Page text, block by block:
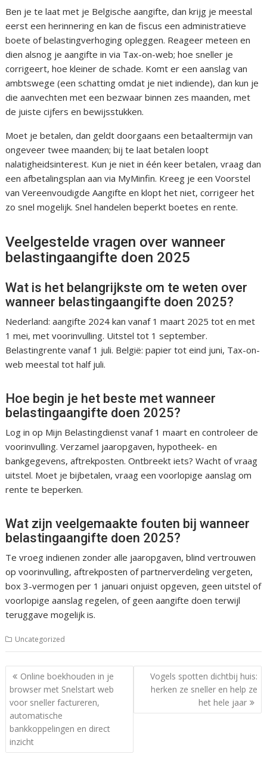
Ben je te laat met je Belgische aangifte, dan krijg je meestal
eerst een herinnering en kan de fiscus een administratieve
boete of belastingverhoging opleggen. Reageer meteen en
dien alsnog je aangifte in via Tax-on-web; hoe sneller je
corrigeert, hoe kleiner de schade. Komt er een aanslag van
ambtswege (een schatting omdat je niet indiende), dan kun je
die aanvechten met een bezwaar binnen zes maanden, met
de juiste cijfers en bewijsstukken.
Moet je betalen, dan geldt doorgaans een betaaltermijn van
ongeveer twee maanden; bij te laat betalen loopt
nalatigheidsinterest. Kun je niet in één keer betalen, vraag dan
een afbetalingsplan aan via MyMinfin. Kreeg je een Voorstel
van Vereenvoudigde Aangifte en klopt het niet, corrigeer het
zo snel mogelijk. Snel handelen beperkt boetes en rente.
Veelgestelde vragen over wanneer
belastingaangifte doen 2025
Wat is het belangrijkste om te weten over
wanneer belastingaangifte doen 2025?
Nederland: aangifte 2024 kan vanaf 1 maart 2025 tot en met
1 mei, met voorinvulling. Uitstel tot 1 september.
Belastingrente vanaf 1 juli. België: papier tot eind juni, Tax-on-
web meestal tot half juli.
Hoe begin je het beste met wanneer
belastingaangifte doen 2025?
Log in op Mijn Belastingdienst vanaf 1 maart en controleer de
voorinvulling. Verzamel jaaropgaven, hypotheek- en
bankgegevens, aftrekposten. Ontbreekt iets? Wacht of vraag
uitstel. Moet je bijbetalen, vraag een voorlopige aanslag om
rente te beperken.
Wat zijn veelgemaakte fouten bij wanneer
belastingaangifte doen 2025?
Te vroeg indienen zonder alle jaaropgaven, blind vertrouwen
op voorinvulling, aftrekposten of partnerverdeling vergeten,
box 3-vermogen per 1 januari onjuist opgeven, geen uitstel of
voorlopige aanslag regelen, of geen aangifte doen terwijl
teruggave mogelijk is.
Uncategorized
Post
navigation
Online boekhouden in je
browser met Snelstart web
voor sneller factureren,
automatische
bankkoppelingen en direct
inzicht
Vogels spotten dichtbij huis:
herken ze sneller en help ze
het hele jaar